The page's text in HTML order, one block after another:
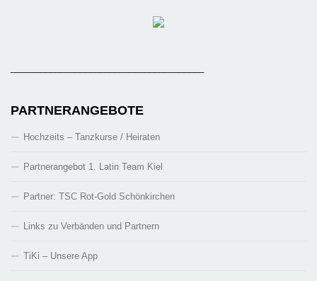
PARTNERANGEBOTE
Hochzeits – Tanzkurse / Heiraten
Partnerangebot 1. Latin Team Kiel
Partner: TSC Rot-Gold Schönkirchen
Links zu Verbänden und Partnern
TiKi – Unsere App